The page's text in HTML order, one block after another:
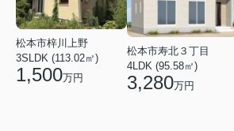
松本市梓川上野
3SLDK (113.02㎡)
1,500万円
松本市寿北３丁目
4LDK (95.58㎡)
3,280万円